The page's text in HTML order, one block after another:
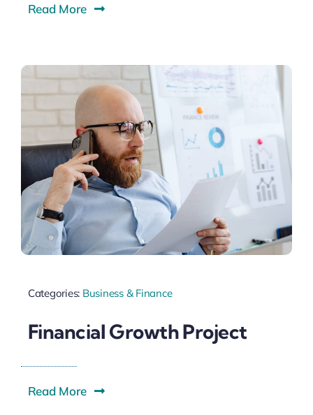
Read More
Categories: Business & Finance
Financial Growth Project
Read More